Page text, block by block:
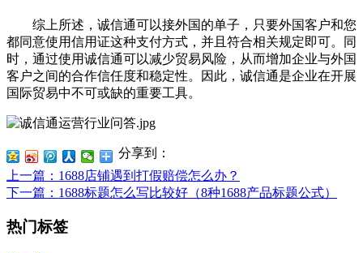
综上所述，诚信通可以接外国的单子，只要外国客户和您
都同意使用信用证这种支付方式，并且符合相关规定即可。同
时，通过使用诚信通可以减少贸易风险，从而增加企业与外国
客户之间的合作信任度和稳定性。因此，诚信通是企业在开展
国际贸易中不可或缺的重要工具。
分享到：
上一篇 ：1688店铺遇到打假赔偿怎么办？
下一篇 ：1688标题怎么写比较好（8种1688产品标题公式）
热门标签